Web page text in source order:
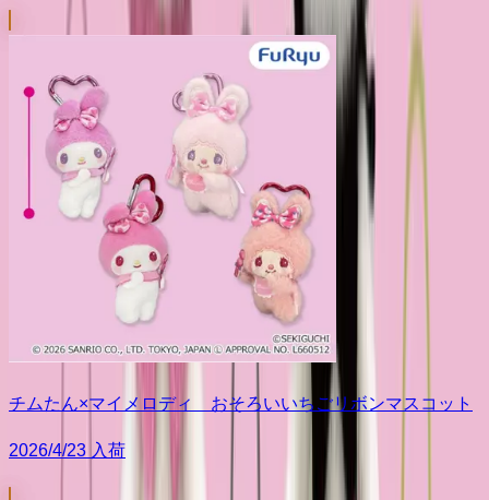
チムたん×マイメロディ おそろいいちごリボンマスコット
2026/4/23 入荷